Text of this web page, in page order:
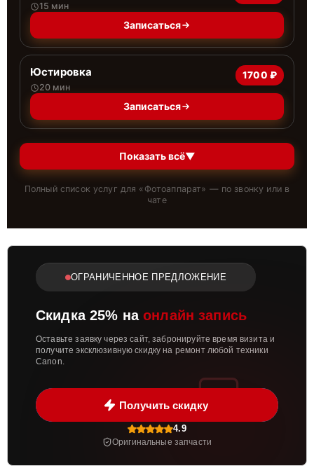
15 мин
Записаться
Юстировка
20 мин
1700 ₽
Записаться
Показать всё▼
Полный список услуг для « Фотоаппарат» — по звонку или в
чате
ОГРАНИЧЕННОЕ ПРЕДЛОЖЕНИЕ
Скидка 25% наонлайн запись
Оставьте заявку через сайт, забронируйте время визита и
получите эксклюзивную скидку на ремонт любой техники
Canon.
Получить скидку
4.9
Оригинальные запчасти